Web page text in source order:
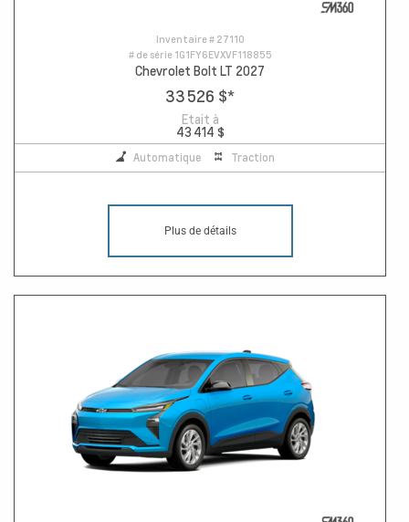
Inventaire # 27110
# de série 1G1FY6EVXVF118855
Chevrolet Bolt LT 2027
33 526 $*
Etait à
43 414 $
Automatique Traction
Plus de détails